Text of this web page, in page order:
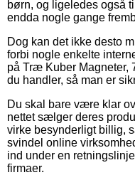
børn, og ligeledes også
endda nogle gange
Dog kan det ikke desto
forbi nogle enkelte
på Træ Kuber Magneter,
du handler, så man er
Du skal bare være klar
nettet sælger deres
virke besynderligt billig,
svindel online
ind under en
firmaer.